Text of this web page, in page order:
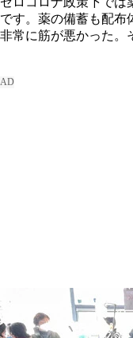
です。薬の備蓄も配布
非常に筋が悪かった。